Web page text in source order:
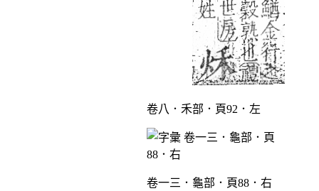
卷八．禾部．頁92．左
卷一三．龜部．頁88．右